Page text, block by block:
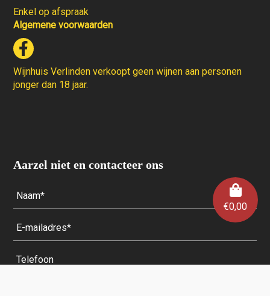
€0,00
Enkel op afspraak
Algemene voorwaarden
Wijnhuis Verlinden verkoopt geen wijnen aan personen
jonger dan 18 jaar.
Aarzel niet en contacteer ons